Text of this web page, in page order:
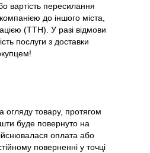
вартість пересилання
до іншого міста,
(ТТН). У разі відмови
послуги з доставки
огляду товару, протягом
буде повернуто на
оплата або
поверненні у точці